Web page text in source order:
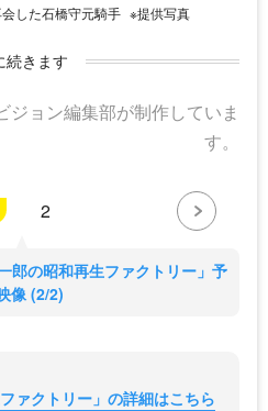
した石橋守元騎手 ※提供写真
続きます
ジョン編集部が制作していま
す。
2
郎の昭和再生ファクトリー」予
像 (2/2)
ァクトリー」の詳細はこちら